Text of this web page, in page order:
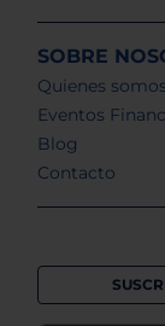
SOBRE
Quienes somos
Eventos
Blog
Contacto